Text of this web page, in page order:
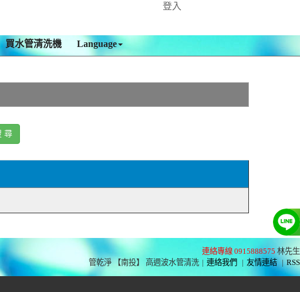
登入
買水管清洗機 Language
連絡專線 0915888575 林先生
管乾淨 【南投】 高週波水管清洗 | 連絡我們 | 友情連結 | RSS